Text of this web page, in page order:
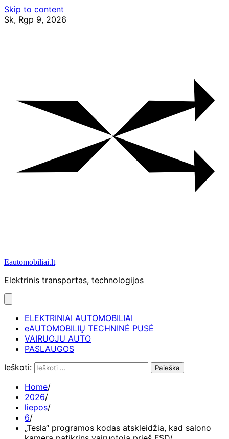
Skip to content
Sk, Rgp 9, 2026
Eautomobiliai.lt
Elektrinis transportas, technologijos
ELEKTRINIAI AUTOMOBILIAI
eAUTOMOBILIŲ TECHNINĖ PUSĖ
VAIRUOJU AUTO
PASLAUGOS
Ieškoti:
Home
2026
liepos
6
„Tesla“ programos kodas atskleidžia, kad salono